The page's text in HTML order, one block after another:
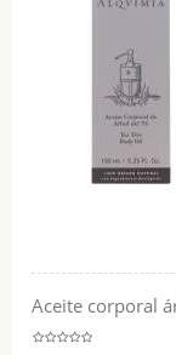
Aceite corporal